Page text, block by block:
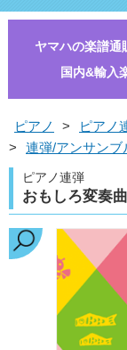
ヤマハの楽譜通
国内&輸入
ピアノ >
ピアノ
>
連弾/アンサンブ
ピアノ連弾
おもしろ変奏